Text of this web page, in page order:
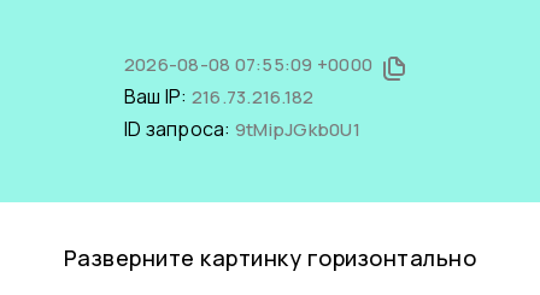
2026-08-08 07:55:09 +0000
Ваш IP: 216.73.216.182
ID запроса: 9tMipJGkb0U1
Разверните картинку горизонтально